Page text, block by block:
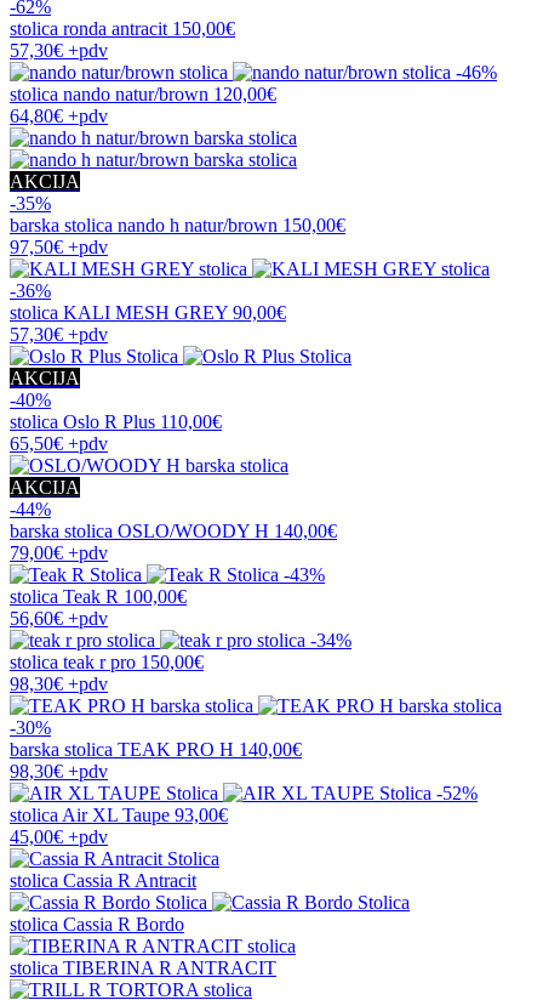
-62%
stolica ronda antracit 150,00€
57,30€ +pdv
-46%
stolica nando natur/brown 120,00€
64,80€ +pdv
AKCIJA
-35%
barska stolica nando h natur/brown 150,00€
97,50€ +pdv
-36%
stolica KALI MESH GREY 90,00€
57,30€ +pdv
AKCIJA
-40%
stolica Oslo R Plus 110,00€
65,50€ +pdv
AKCIJA
-44%
barska stolica OSLO/WOODY H 140,00€
79,00€ +pdv
-43%
stolica Teak R 100,00€
56,60€ +pdv
-34%
stolica teak r pro 150,00€
98,30€ +pdv
-30%
barska stolica TEAK PRO H 140,00€
98,30€ +pdv
-52%
stolicaAir XL Taupe 93,00€
45,00€ +pdv
stolica Cassia R Antracit
stolica Cassia R Bordo
stolica TIBERINA R ANTRACIT